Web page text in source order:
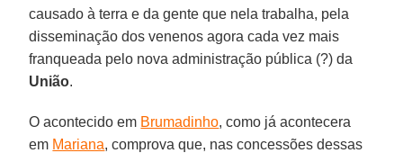
causado à terra e da gente que nela trabalha, pela
disseminação dos venenos agora cada vez mais
franqueada pelo nova administração pública (?) da
União.
O acontecido em Brumadinho, como já acontecera
em Mariana, comprova que, nas concessões dessas